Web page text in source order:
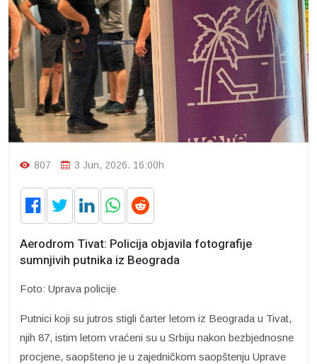
807 3 Jun, 2026. 16:00h
Aerodrom Tivat: Policija objavila fotografije
sumnjivih putnika iz Beograda
Foto: Uprava policije
Putnici koji su jutros stigli čarter letom iz Beograda u Tivat,
njih 87, istim letom vraćeni su u Srbiju nakon bezbjednosne
procjene, saopšteno je u zajedničkom saopštenju Uprave